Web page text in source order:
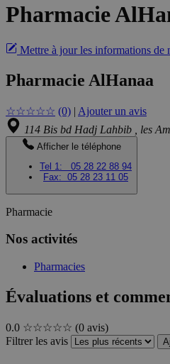
Pharmacie
Mettre à jour les informations de
Pharmacie AlHanaa
☆☆☆☆☆ (0) | Ajouter un avis
114 Bis bd Hadj Lahbib , les
Afficher le téléphone
Tel 1:
05 28 22 88 94
Fax: 05 28 23 11 05
Pharmacie
Nos activités
Pharmacies
Évaluations et
0.0 ☆☆☆☆☆ (0 avis)
Filtrer les avis